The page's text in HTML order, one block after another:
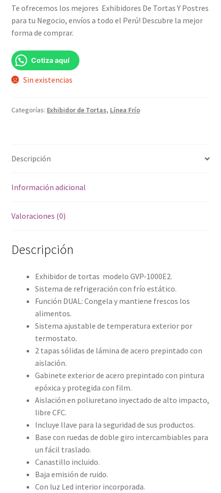
original
era:
S/5,799.00.
actual
Te ofrecemos los mejores Exhibidores De Tortas Y Postres
para tu Negocio, envíos a todo el Perú! Descubre la mejor
forma de comprar.
Cotiza aquí
Sin existencias
Categorías: Exhibidor de Tortas, Línea Frío
Descripción
Información adicional
Valoraciones (0)
Descripción
Exhibidor de tortas modelo GVP-1000E2.
Sistema de refrigeración con frío estático.
Función DUAL: Congela y mantiene frescos los
alimentos.
Sistema ajustable de temperatura exterior por
termostato.
2 tapas sólidas de lámina de acero prepintado con
aislación.
Gabinete exterior de acero prepintado con pintura
epóxica y protegida con film.
Aislación en poliuretano inyectado de alto impacto,
libre CFC.
Incluye llave para la seguridad de sus productos.
Base con ruedas de doble giro intercambiables para
un fácil traslado.
Canastillo incluido.
Baja emisión de ruido.
Con luz Led interior incorporada.